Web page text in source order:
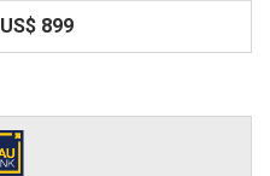
US$ 899